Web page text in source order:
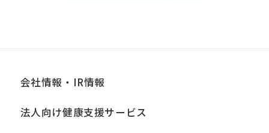
会社情報・IR情報
法人向け健康支援サービス